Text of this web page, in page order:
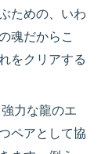
ための、いわ
魂だからこ
をクリアする
強力な龍のエ
ペアとして協